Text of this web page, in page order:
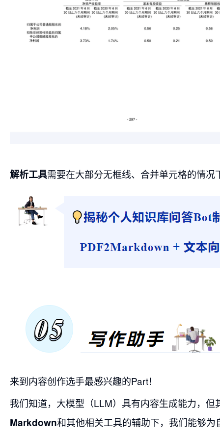
解析工具需要在大部分无框线、合并单元格的情
来到内容创作选手最感兴趣的Part！
我们知道，大模型（LLM）具有内容生成能力，
Markdown和其他相关工具的辅助下，我们能够